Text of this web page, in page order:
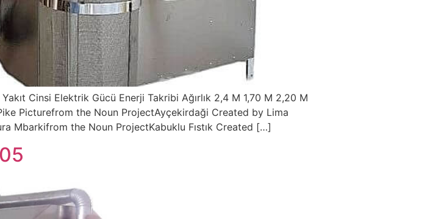
Cinsi Elektrik Gücü Enerji Takribi Ağırlık 2,4 M 1,70 M 2,20 M
Picturefrom the Noun ProjectAyçekirdaği Created by Lima
Mbarkifrom the Noun ProjectKabuklu Fıstık Created […]